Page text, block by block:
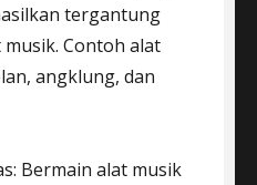
tergantung
Contoh alat
angklung, dan
Bermain alat musik